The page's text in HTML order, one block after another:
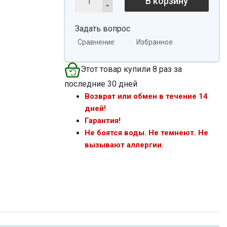
Задать вопрос
Сравнение Избранное
Этот товар купили 8 раз за
последние 30 дней
Возврат или обмен в течение 14
дней!
Гарантия!
Не боятся воды. Не темнеют. Не
вызывают аллергии.